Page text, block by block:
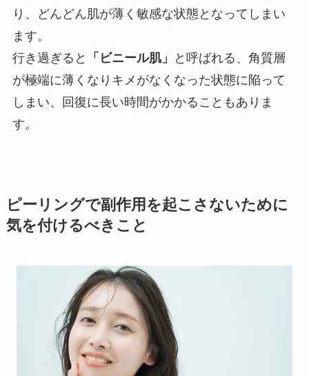
り、どんどん肌が薄く敏感な状態となってしまい
ます。
行き過ぎると
「ビニール肌」
と呼ばれる、角質層
が極端に薄くなりキメがなくなった状態に陥って
しまい、回復に長い時間がかかることもありま
す。
ピーリングで副作用を起こさないために
気を付けるべきこと